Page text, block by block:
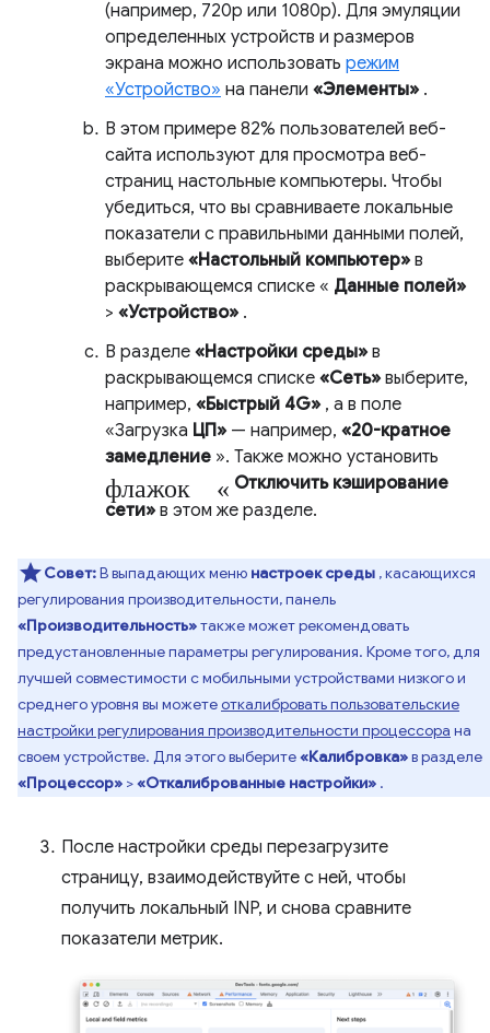
(например, 720p или 1080p). Для эмуляции
определенных устройств и размеров
экрана можно использовать режим
«Устройство» на панели «Элементы» .
В этом примере 82% пользователей веб-
сайта используют для просмотра веб-
страниц настольные компьютеры. Чтобы
убедиться, что вы сравниваете локальные
показатели с правильными данными полей,
выберите «Настольный компьютер» в
раскрывающемся списке « Данные полей»
> «Устройство» .
В разделе «Настройки среды» в
раскрывающемся списке «Сеть» выберите,
например, «Быстрый 4G» , а в поле
«Загрузка ЦП» — например, «20-кратное
замедление ». Также можно установить
флажок « Отключить кэширование
сети» в этом же разделе.
Совет:В выпадающих меню настроек среды , касающихся
регулирования производительности, панель
«Производительность»также может рекомендовать
предустановленные параметры регулирования. Кроме того, для
лучшей совместимости с мобильными устройствами низкого и
среднего уровня вы можетеоткалибровать пользовательские
настройки регулирования производительности процессора на
своем устройстве. Для этого выберите«Калибровка»в разделе
«Процессор» >«Откалиброванные настройки» .
После настройки среды перезагрузите
страницу, взаимодействуйте с ней, чтобы
получить локальный INP, и снова сравните
показатели метрик.